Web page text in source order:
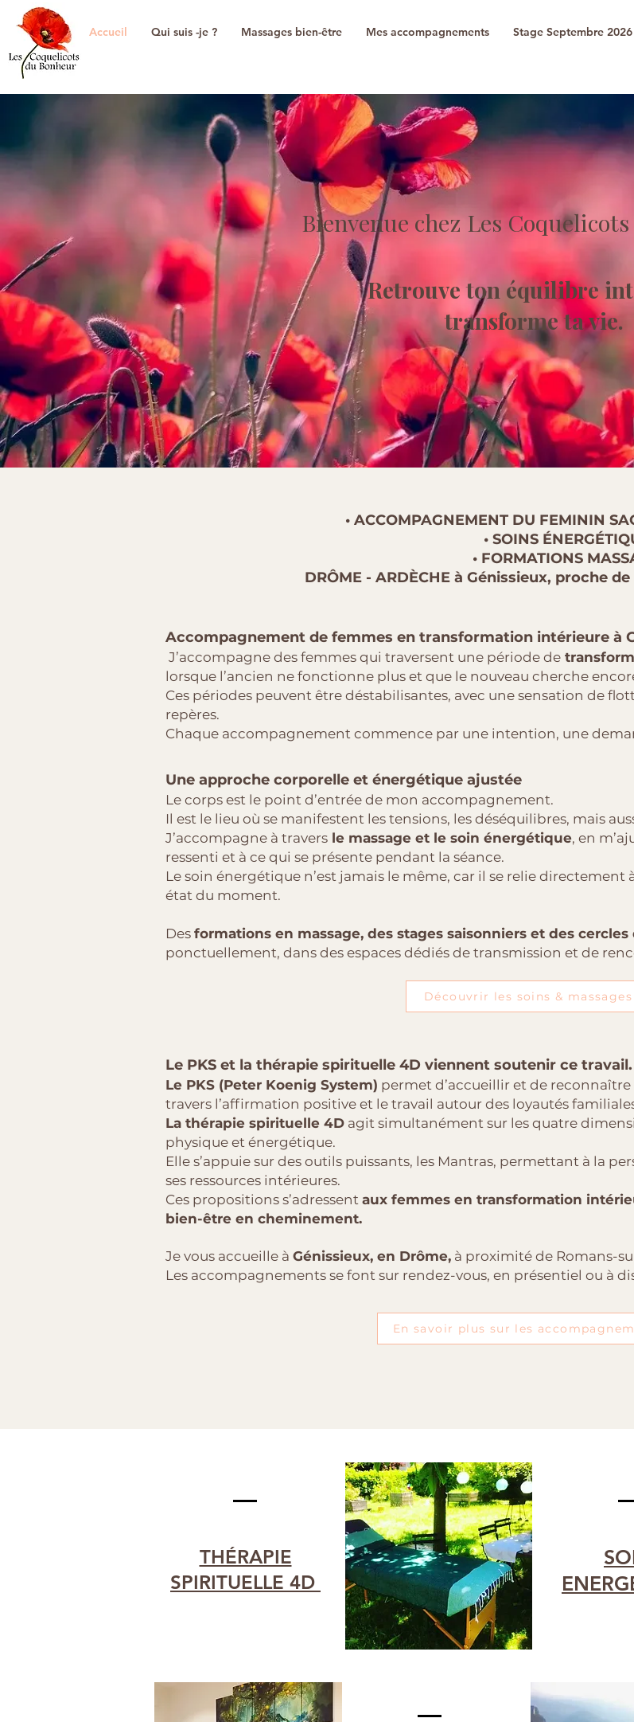
Accueil Qui suis -je ? Massages bien-être Mes accompagnements Stage Septembre 2026
Bienvenue chez Les
Retrouve ton équilibre
transforme ta vie.
• ACCOMPAGNEMENT DU FEMININ
• SOINS
• FORMATIONS
DRÔME - ARDÈCHE à Génissieux, proche
Accompagnement de femmes en transformation intérieure à
J’accompagne des femmes qui traversent une période de
lorsque l’ancien ne fonctionne plus et que le nouveau cherche
Ces périodes peuvent être déstabilisantes, avec une sensation de
repères.
Chaque accompagnement commence par une intention, une
Une approche corporelle et énergétique ajustée
Le corps est le point d’entrée de mon accompagnement.
Il est le lieu où se manifestent les tensions, les déséquilibres, mais
J’accompagne à travers le massage et le soin énergétique, en
ressenti et à ce qui se présente pendant la séance.
Le soin énergétique n’est jamais le même, car il se relie directement
état du moment.
Des formations en massage, des stages saisonniers et des
ponctuellement, dans des espaces dédiés de transmission et de
Découvrir les soins & massages
Le PKS et la thérapie spirituelle 4D viennent soutenir ce travail.
Le PKS (Peter Koenig System) permet d’accueillir et de
travers l’affirmation positive et le travail autour des loyautés
La thérapie spirituelle 4D agit simultanément sur les quatre
physique et énergétique.
Elle s’appuie sur des outils puissants, les Mantras, permettant à la
ses ressources intérieures.
Ces propositions s’adressent aux femmes en transformation
bien-être en cheminement.
Je vous accueille à Génissieux, en Drôme, à proximité de Romans-
Les accompagnements se font sur rendez-vous, en présentiel ou à
En savoir plus sur les
THÉRAPIE
SPIRITUELLE 4D